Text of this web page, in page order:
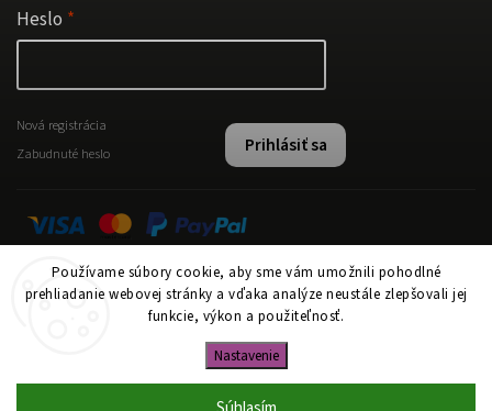
Používame súbory cookie, aby sme vám umožnili pohodlné
prehliadanie webovej stránky a vďaka analýze neustále zlepšovali jej
funkcie, výkon a použiteľnosť.
Nastavenie
Heslo
Prihlásiť sa
Nová registrácia
Zabudnuté heslo
Instagram
www.papi.sk. Všetky práva vyhradené.
Upraviť nastavenie cookies